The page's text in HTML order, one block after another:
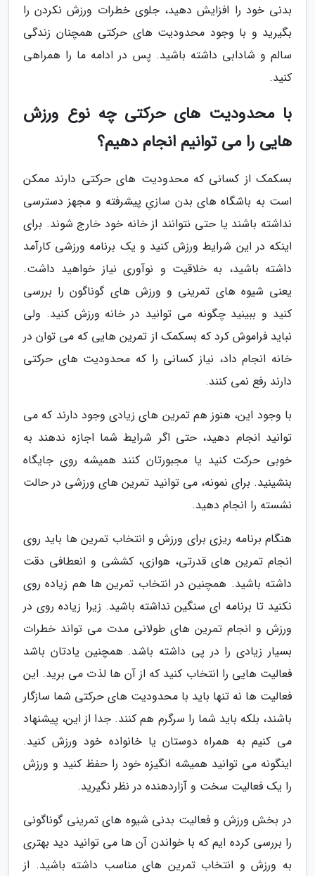
بدنی خود را افزایش دهید، جلوی خطرات ورزش نکردن را
بگیرید و با وجود محدودیت های حرکتی همچنان زندگی
سالم و شادابی داشته باشید. پس در ادامه ما را همراهی
کنید.
با محدودیت های حرکتی چه نوع ورزش
هایی را می توانیم انجام دهیم؟
بسکمک از کسانی که محدودیت های حرکتی دارند ممکن
است به باشگاه های بدن سازیِ پیشرفته و مجهز دسترسی
نداشته باشند یا حتی نتوانند از خانه خود خارج شوند. برای
اینکه در این شرایط ورزش کنید و یک برنامه ورزشی کارآمد
داشته باشید، به خلاقیت و نوآوری نیاز خواهید داشت.
یعنی شیوه های تمرینی و ورزش های گوناگون را بررسی
کنید و ببینید چگونه می توانید در خانه ورزش کنید. ولی
نباید فراموش کرد که بسکمک از تمرین هایی که می توان در
خانه انجام داد، نیاز کسانی را که محدودیت های حرکتی
دارند رفع نمی کنند.
با وجود این، هنوز هم تمرین های زیادی وجود دارند که می
توانید انجام دهید، حتی اگر شرایط شما اجازه ندهند به
خوبی حرکت کنید یا مجبورتان کنند همیشه روی جایگاه
بنشینید. برای نمونه، می توانید تمرین های ورزشی در حالت
نشسته را انجام دهید.
هنگام برنامه ریزی برای ورزش و انتخاب تمرین ها باید روی
انجام تمرین های قدرتی، هوازی، کششی و انعطافی دقت
داشته باشید. همچنین در انتخاب تمرین ها هم زیاده روی
نکنید تا برنامه ای سنگین نداشته باشید. زیرا زیاده روی در
ورزش و انجام تمرین های طولانی مدت می تواند خطرات
بسیار زیادی را در پی داشته باشد. همچنین یادتان باشد
فعالیت هایی را انتخاب کنید که از آن ها لذت می برید. این
فعالیت ها نه تنها باید با محدودیت های حرکتی شما سازگار
باشند، بلکه باید شما را سرگرم هم کنند. جدا از این، پیشنهاد
می کنیم به همراه دوستان یا خانواده خود ورزش کنید.
اینگونه می توانید همیشه انگیزه خود را حفظ کنید و ورزش
را یک فعالیت سخت و آزاردهنده در نظر نگیرید.
در بخش ورزش و فعالیت بدنی شیوه های تمرینی گوناگونی
را بررسی کرده ایم که با خواندن آن ها می توانید دید بهتری
به ورزش و انتخاب تمرین های مناسب داشته باشید. از